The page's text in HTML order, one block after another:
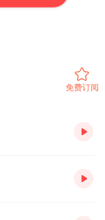
免费订阅